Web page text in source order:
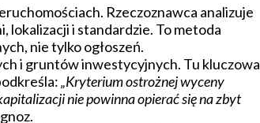
Rzeczoznawca analizuje
lokalizacji i standardzie. To metoda
nie tylko ogłoszeń.
i gruntów inwestycyjnych. Tu kluczowa
„Kryterium ostrożnej wyceny
nie powinna opierać się na zbyt